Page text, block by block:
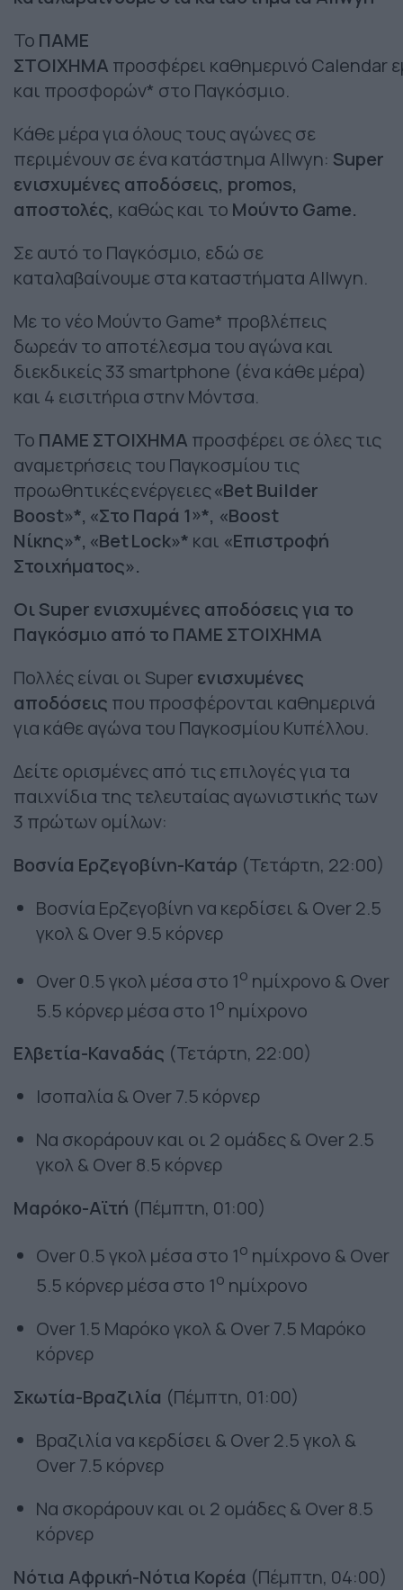
Το ΠΑΜΕ
ΣΤΟΙΧΗΜΑ προσφέρει καθημερινό Calendar
και προσφορών* στο Παγκόσμιο.
Κάθε μέρα για όλους τους αγώνες σε
περιμένουν σε ένα κατάστημα Allwyn: Super
ενισχυμένες αποδόσεις, promos,
αποστολές, καθώς και το Mούντο Game.
Σε αυτό το Παγκόσμιο, εδώ σε
καταλαβαίνουμε στα καταστήματα Allwyn.
Mε το νέο Μούντο Game* προβλέπεις
δωρεάν το αποτέλεσμα του αγώνα και
διεκδικείς 33 smartphone (ένα κάθε μέρα)
και 4 εισιτήρια στην Μόντσα.
Το ΠΑΜΕ ΣΤΟΙΧΗΜΑ προσφέρει σε όλες τις
αναμετρήσεις του Παγκοσμίου τις
προωθητικές ενέργειες«Βet Builder
Boost»*, «Στο Παρά 1»*, «Βοοst
Νίκης»*, «ΒetLock»* και «Επιστροφή
Στοιχήματος».
Οι Super ενισχυμένες αποδόσεις για το
Παγκόσμιο από το ΠΑΜΕ ΣΤΟΙΧΗΜΑ
Πολλές είναι οι Superενισχυμένες
αποδόσεις που προσφέρονται καθημερινά
για κάθε αγώνα του Παγκοσμίου Κυπέλλου.
Δείτε ορισμένες από τις επιλογές για τα
παιχνίδια της τελευταίας αγωνιστικής των
3 πρώτων ομίλων:
Βοσνία Ερζεγοβίνη-Κατάρ (Τετάρτη, 22:00)
Bοσνία Ερζεγοβίνη να κερδίσει & Οver 2.5
γκολ & Οver 9.5 κόρνερ
Οver 0.5 γκολ μέσα στο 1ο ημίχρονο & Over
5.5 κόρνερ μέσα στο 1ο ημίχρονο
Ελβετία-Καναδάς (Τετάρτη, 22:00)
Ισοπαλία & Οver 7.5 κόρνερ
Να σκοράρουν και οι 2 ομάδες & Οver 2.5
γκολ & Over 8.5 κόρνερ
Μαρόκο-Αϊτή (Πέμπτη, 01:00)
Οver 0.5 γκολ μέσα στο 1ο ημίχρονο & Over
5.5 κόρνερ μέσα στο 1ο ημίχρονο
Οver 1.5 Mαρόκο γκολ & Over 7.5 Mαρόκο
κόρνερ
Σκωτία-Βραζιλία (Πέμπτη, 01:00)
Bραζιλία να κερδίσει & Οver 2.5 γκολ &
Οver 7.5 κόρνερ
Να σκοράρουν και οι 2 ομάδες & Οver 8.5
κόρνερ
Νότια Αφρική-Νότια Κορέα (Πέμπτη, 04:00)